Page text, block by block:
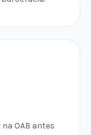
OAB antes